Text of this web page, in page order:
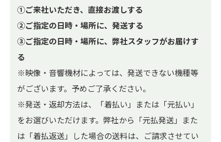
①ご来社いただき、直接お渡しする
②ご指定の日時・場所に、発送する
③ご指定の日時・場所に、弊社スタッフがお届けす
る
※映像・音響機材によっては、発送できない機種等
がございます。予めご了承ください。
※発送・返却方法は、「着払い」または「元払い」
をお選びいただけます。弊社から「元払発送」また
は「着払返送」した場合の送料は、ご請求させてい